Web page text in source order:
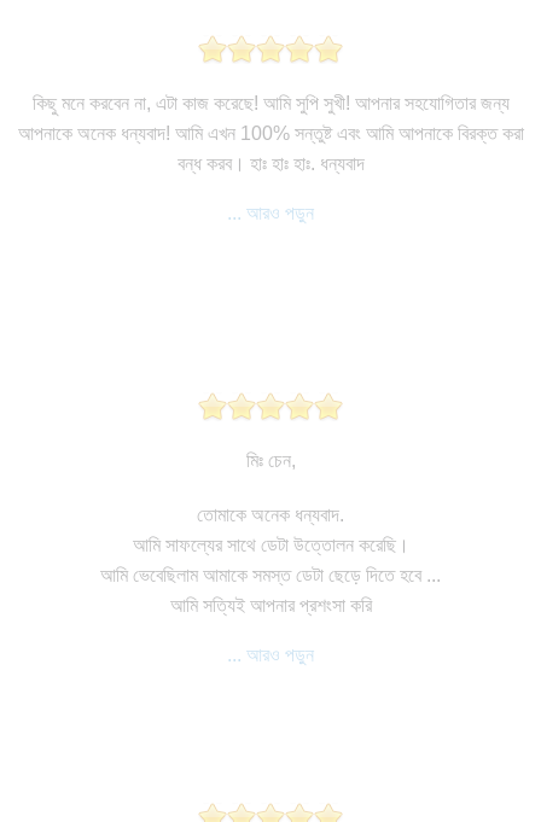
কিছু মনে করবেন না, এটা কাজ করেছে! আমি সুপি সুখী! আপনার সহযোগিতার জন্য
আপনাকে অনেক ধন্যবাদ! আমি এখন 100% সন্তুষ্ট এবং আমি আপনাকে বিরক্ত করা
বন্ধ করব। হাঃ হাঃ হাঃ. ধন্যবাদ
... আরও পড়ুন
মিঃ চেন,
তোমাকে অনেক ধন্যবাদ.
আমি সাফল্যের সাথে ডেটা উত্তোলন করেছি।
আমি ভেবেছিলাম আমাকে সমস্ত ডেটা ছেড়ে দিতে হবে ...
আমি সত্যিই আপনার প্রশংসা করি
... আরও পড়ুন